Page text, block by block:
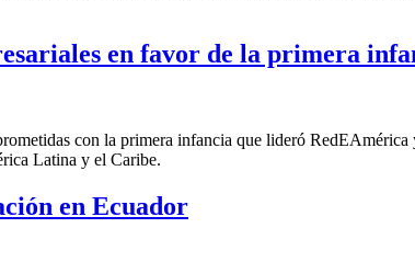
en favor de la primera
con la primera infancia que lideró
Latina y el Caribe.
en Ecuador